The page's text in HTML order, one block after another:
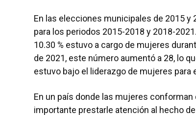
En las elecciones municipales de 2015
para los periodos 2015-2018 y 2018-
10.30 % estuvo a cargo de mujeres
de 2021, este número aumentó a 28, lo
estuvo bajo el liderazgo de mujeres para
En un país donde las mujeres
importante prestarle atención al hecho